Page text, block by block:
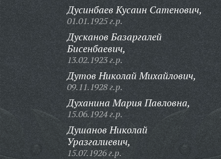
Дусинбаев Кусаин Сатенович,
01.01.1925 г.р.
Дусканов Базаргалей
Бисенбаевич,
13.02.1923 г.р.
Дутов Николай Михайлович,
09.11.1928 г.р.
Духанина Мария Павловна,
15.06.1924 г.р.
Душанов Николай
Уразгалиевич,
15.07.1926 г.р.